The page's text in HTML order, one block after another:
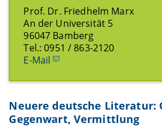
Prof. Dr. Friedhelm Marx
An der Universität 5
96047 Bamberg
Tel.: 0951 / 863-2120
E-Mail
Neuere deutsche Literatur:
Gegenwart, Vermittlung